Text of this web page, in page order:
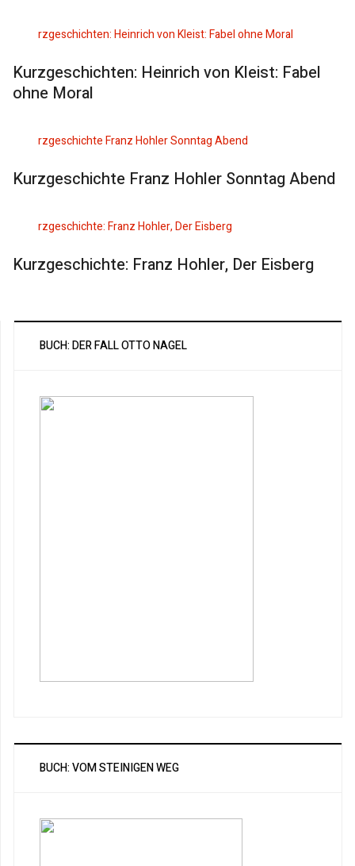
Kurzgeschichten: Heinrich von Kleist: Fabel
ohne Moral
Kurzgeschichte Franz Hohler Sonntag Abend
Kurzgeschichte: Franz Hohler, Der Eisberg
BUCH: DER FALL OTTO NAGEL
BUCH: VOM STEINIGEN WEG